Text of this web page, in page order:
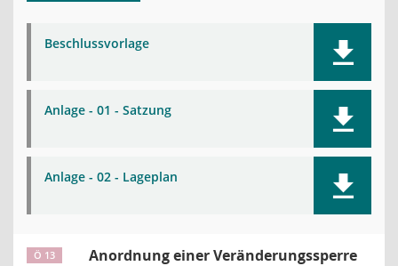
Beschlussvorlage
Anlage - 01 - Satzung
Anlage - 02 - Lageplan
Ö 13
Anordnung einer Veränderungssperre